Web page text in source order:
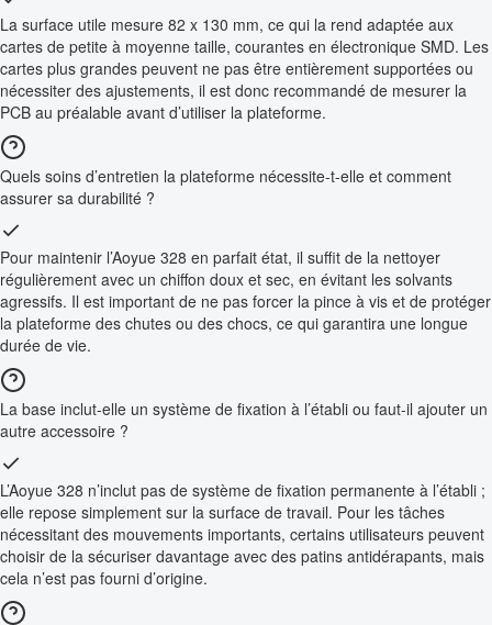
La surface utile mesure 82 x 130 mm, ce qui la rend adaptée aux
cartes de petite à moyenne taille, courantes en électronique SMD. Les
cartes plus grandes peuvent ne pas être entièrement supportées ou
nécessiter des ajustements, il est donc recommandé de mesurer la
PCB au préalable avant d’utiliser la plateforme.
Quels soins d’entretien la plateforme nécessite-t-elle et comment
assurer sa durabilité ?
Pour maintenir l’Aoyue 328 en parfait état, il suffit de la nettoyer
régulièrement avec un chiffon doux et sec, en évitant les solvants
agressifs. Il est important de ne pas forcer la pince à vis et de protéger
la plateforme des chutes ou des chocs, ce qui garantira une longue
durée de vie.
La base inclut-elle un système de fixation à l’établi ou faut-il ajouter un
autre accessoire ?
L’Aoyue 328 n’inclut pas de système de fixation permanente à l’établi ;
elle repose simplement sur la surface de travail. Pour les tâches
nécessitant des mouvements importants, certains utilisateurs peuvent
choisir de la sécuriser davantage avec des patins antidérapants, mais
cela n’est pas fourni d’origine.